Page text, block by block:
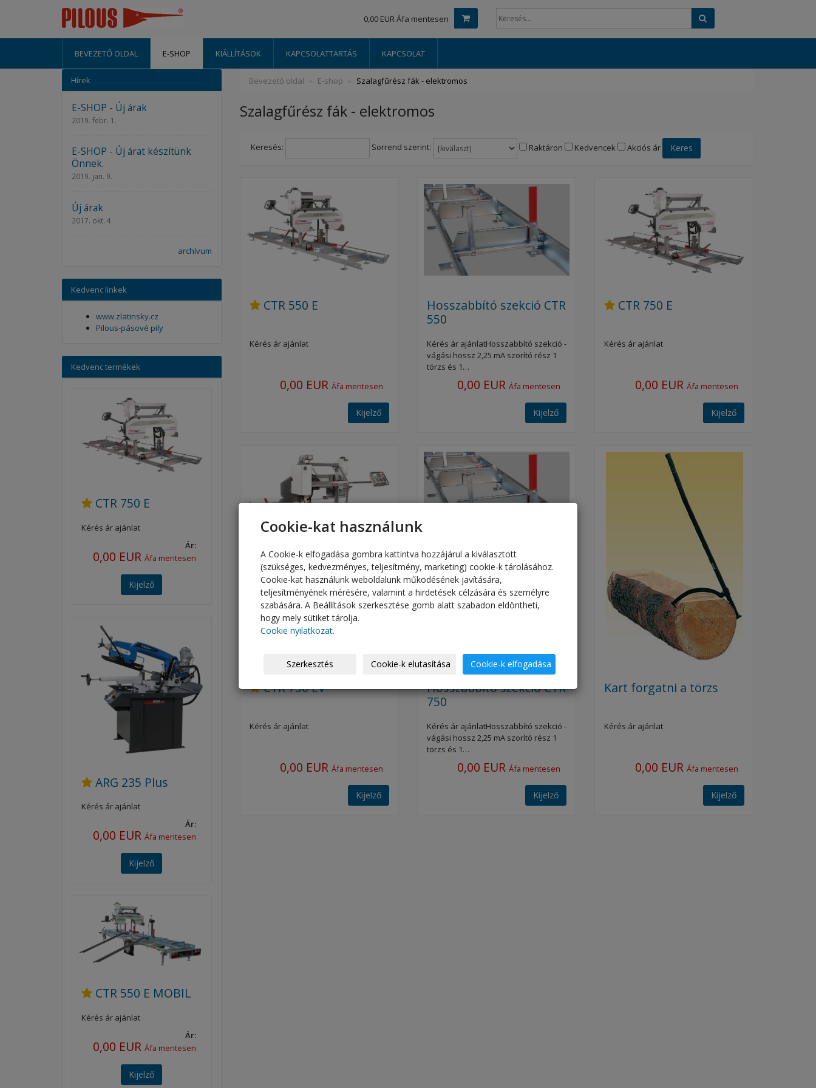
0,00 EUR Áfa mentesen
BEVEZETŐ OLDAL E-SHOP KIÁLLÍTÁSOK KAPCSOLATTARTÁS KAPCSOLAT
Bevezető oldal E-shop Szalagfűrész fák - elektromos
Szalagfűrész fák - elektromos
Keresés: Sorrend szerint: Raktáron Kedvencek Akciós ár Keres
CTR 550 E
Kérés ár ajánlat
0,00 EUR Áfa mentesen
Kijelző
Hosszabbító szekció CTR
550
Kérés ár ajánlatHosszabbító szekció -
vágási hossz 2,25 mA szorító rész 1
törzs és 1…
0,00 EURÁfa mentesen
Kijelző
CTR 750 E
Kérés ár ajánlat
0,00 EUR Áfa mentesen
Kijelző
CTR 750 EV
Kérés ár ajánlat
0,00 EUR Áfa mentesen
Kijelző
Hosszabbító szekció CTR
750
Kérés ár ajánlatHosszabbító szekció -
vágási hossz 2,25 mA szorító rész 1
törzs és 1…
0,00 EURÁfa mentesen
Kijelző
Kart forgatni a törzs
Kérés ár ajánlat
0,00 EUR Áfa mentesen
Kijelző
Hírek
E-SHOP - Új árak
2019. febr. 1.
E-SHOP - Új árat készítünk
Önnek.
2019. jan. 9.
Új árak
2017. okt. 4.
archívum
Kedvenc linkek
www.zlatinsky.cz
Pilous-pásové pily
Kedvenc termékek
CTR 750 E
Kérés ár ajánlat
Ár:
0,00 EUR Áfa mentesen
Kijelző
ARG 235 Plus
Kérés ár ajánlat
Ár:
0,00 EUR Áfa mentesen
Kijelző
CTR 550 E MOBIL
Kérés ár ajánlat
Ár:
0,00 EUR Áfa mentesen
Kijelző
Cookie-kat használunk
A Cookie-k elfogadása gombra kattintva hozzájárul a kiválasztott
(szükséges, kedvezményes, teljesítmény, marketing) cookie-k tárolásához.
Cookie-kat használunk weboldalunk működésének javítására,
teljesítményének mérésére, valamint a hirdetések célzására és személyre
szabására. A Beállítások szerkesztése gomb alatt szabadon eldöntheti,
hogy mely sütiket tárolja.
Cookie nyilatkozat.
Szerkesztés Cookie-k elutasítása Cookie-k elfogadása